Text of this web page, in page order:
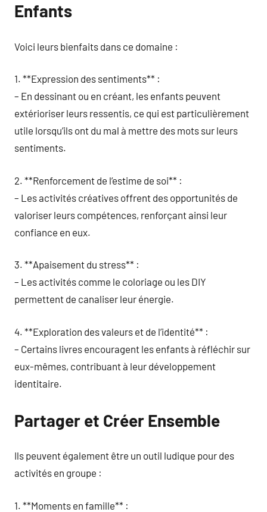
Enfants
Voici leurs bienfaits dans ce domaine :
1. **Expression des sentiments** :
– En dessinant ou en créant, les enfants peuvent
extérioriser leurs ressentis, ce qui est particulièrement
utile lorsqu’ils ont du mal à mettre des mots sur leurs
sentiments.
2. **Renforcement de l’estime de soi** :
– Les activités créatives offrent des opportunités de
valoriser leurs compétences, renforçant ainsi leur
confiance en eux.
3. **Apaisement du stress** :
– Les activités comme le coloriage ou les DIY
permettent de canaliser leur énergie.
4. **Exploration des valeurs et de l’identité** :
– Certains livres encouragent les enfants à réfléchir sur
eux-mêmes, contribuant à leur développement
identitaire.
Partager et Créer Ensemble
Ils peuvent également être un outil ludique pour des
activités en groupe :
1. **Moments en famille** :